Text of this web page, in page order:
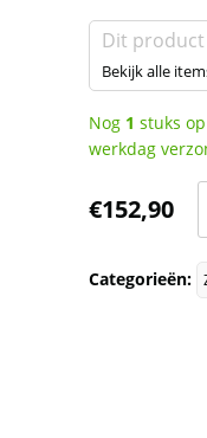
Dit product
Bekijk alle
Nog 1 stuks
werkdag
€152,90
Categorieën: